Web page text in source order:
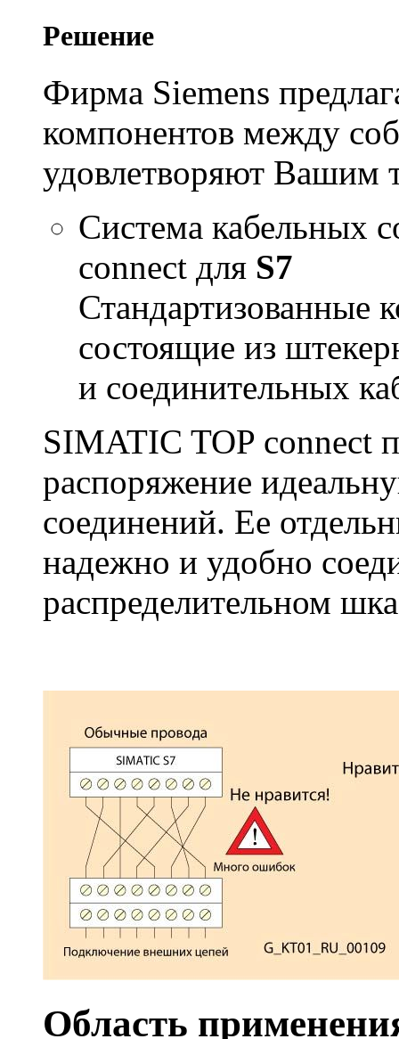
Решение
Фирма Siemens
компонентов между
удовлетворяют Вашим
Система кабельных
connect для S7
Стандартизованные
состоящие из
и соединительных
SIMATIC TOP connect
распоряжение
соединений. Ее
надежно и удобно
распределительном
Область